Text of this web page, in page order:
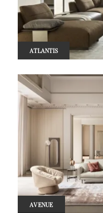
ATLANTIS
AVENUE